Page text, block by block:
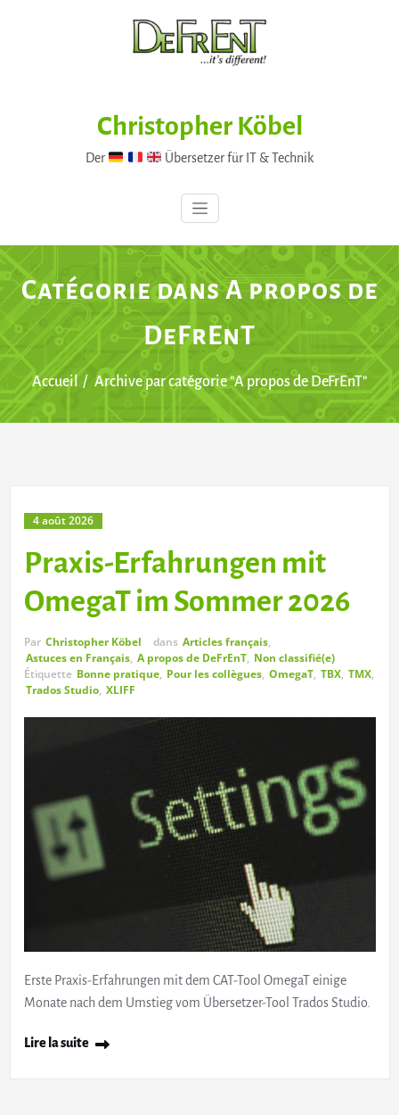
Christopher Köbel
Der Übersetzer für IT & Technik
Catégorie dans A propos de
DeFrEnT
Accueil Archive par catégorie "A propos de DeFrEnT"
4 août 2026
Praxis-Erfahrungen mit
OmegaT im Sommer 2026
Par Christopher Köbel dans Articles français,
Astuces en Français, A propos de DeFrEnT, Non classifié(e)
Étiquette Bonne pratique, Pour les collègues, OmegaT, TBX, TMX,
Trados Studio, XLIFF
Erste Praxis-Erfahrungen mit dem CAT-Tool OmegaT einige
Monate nach dem Umstieg vom Übersetzer-Tool Trados Studio.
Lire la suite